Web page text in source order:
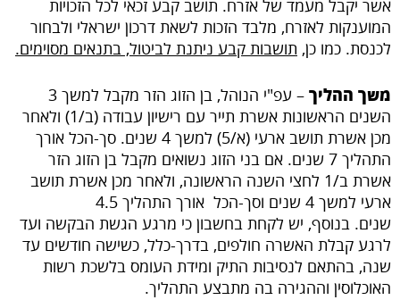
אשר יקבל מעמד של אזרח. תושב קבע זכאי לכל הזכויות
המוענקות לאזרח, מלבד הזכות לשאת דרכון ישראלי ולבחור
לכנסת. כמו כן, תושבות קבע ניתנת לביטול, בתנאים מסוימים.
משך ההליך
– עפ"י הנוהל, בן הזוג הזר מקבל למשך 3
השנים הראשונות אשרת תייר עם רישיון עבודה (ב/1) ולאחר
מכן אשרת תושב ארעי (א/5) למשך 4 שנים. סך-הכל אורך
התהליך 7 שנים. אם בני הזוג נשואים מקבל בן הזוג הזר
אשרת ב/1 לחצי השנה הראשונה, ולאחר מכן אשרת תושב
ארעי למשך 4 שנים וסך-הכל אורך התהליך 4.5
שנים. בנוסף, יש לקחת בחשבון כי מרגע הגשת הבקשה ועד
לרגע קבלת האשרה חולפים, בדרך-כלל, כשישה חודשים עד
שנה, בהתאם לנסיבות התיק ומידת העומס בלשכת רשות
האוכלוסין וההגירה בה מתבצע התהליך.